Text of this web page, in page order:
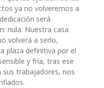
ya no volveremos a
será
nula. Nuestra casa
volverá a serlo,
plaza definitiva por el
y fría, tras ese
trabajadores, nos